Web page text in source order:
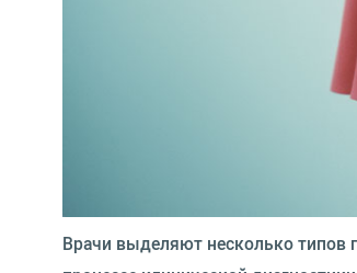
Врачи выделяют несколько типов